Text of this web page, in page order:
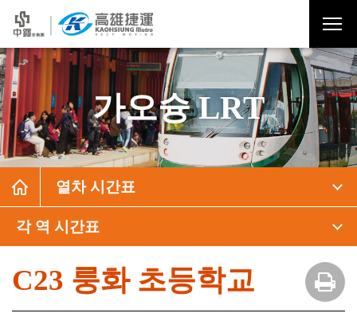
가오슝 LRT
열차 시간표
각 역 시간표
C23 룽화 초등학교